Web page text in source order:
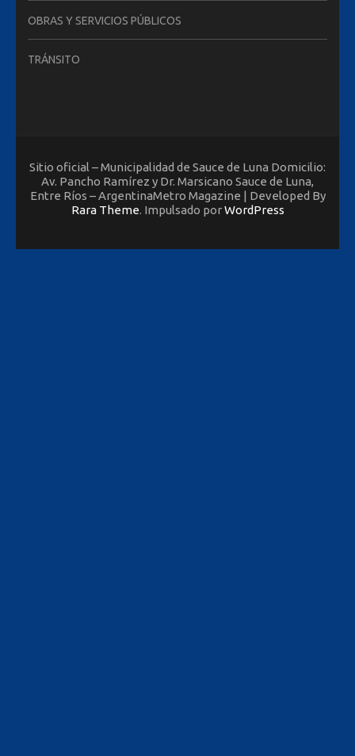
OBRAS Y SERVICIOS PÚBLICOS
TRÁNSITO
Sitio oficial – Municipalidad de Sauce de Luna Domicilio:
Av. Pancho Ramírez y Dr. Marsicano Sauce de Luna,
Entre Ríos – ArgentinaMetro Magazine | Developed By
Rara Theme. Impulsado porWordPress